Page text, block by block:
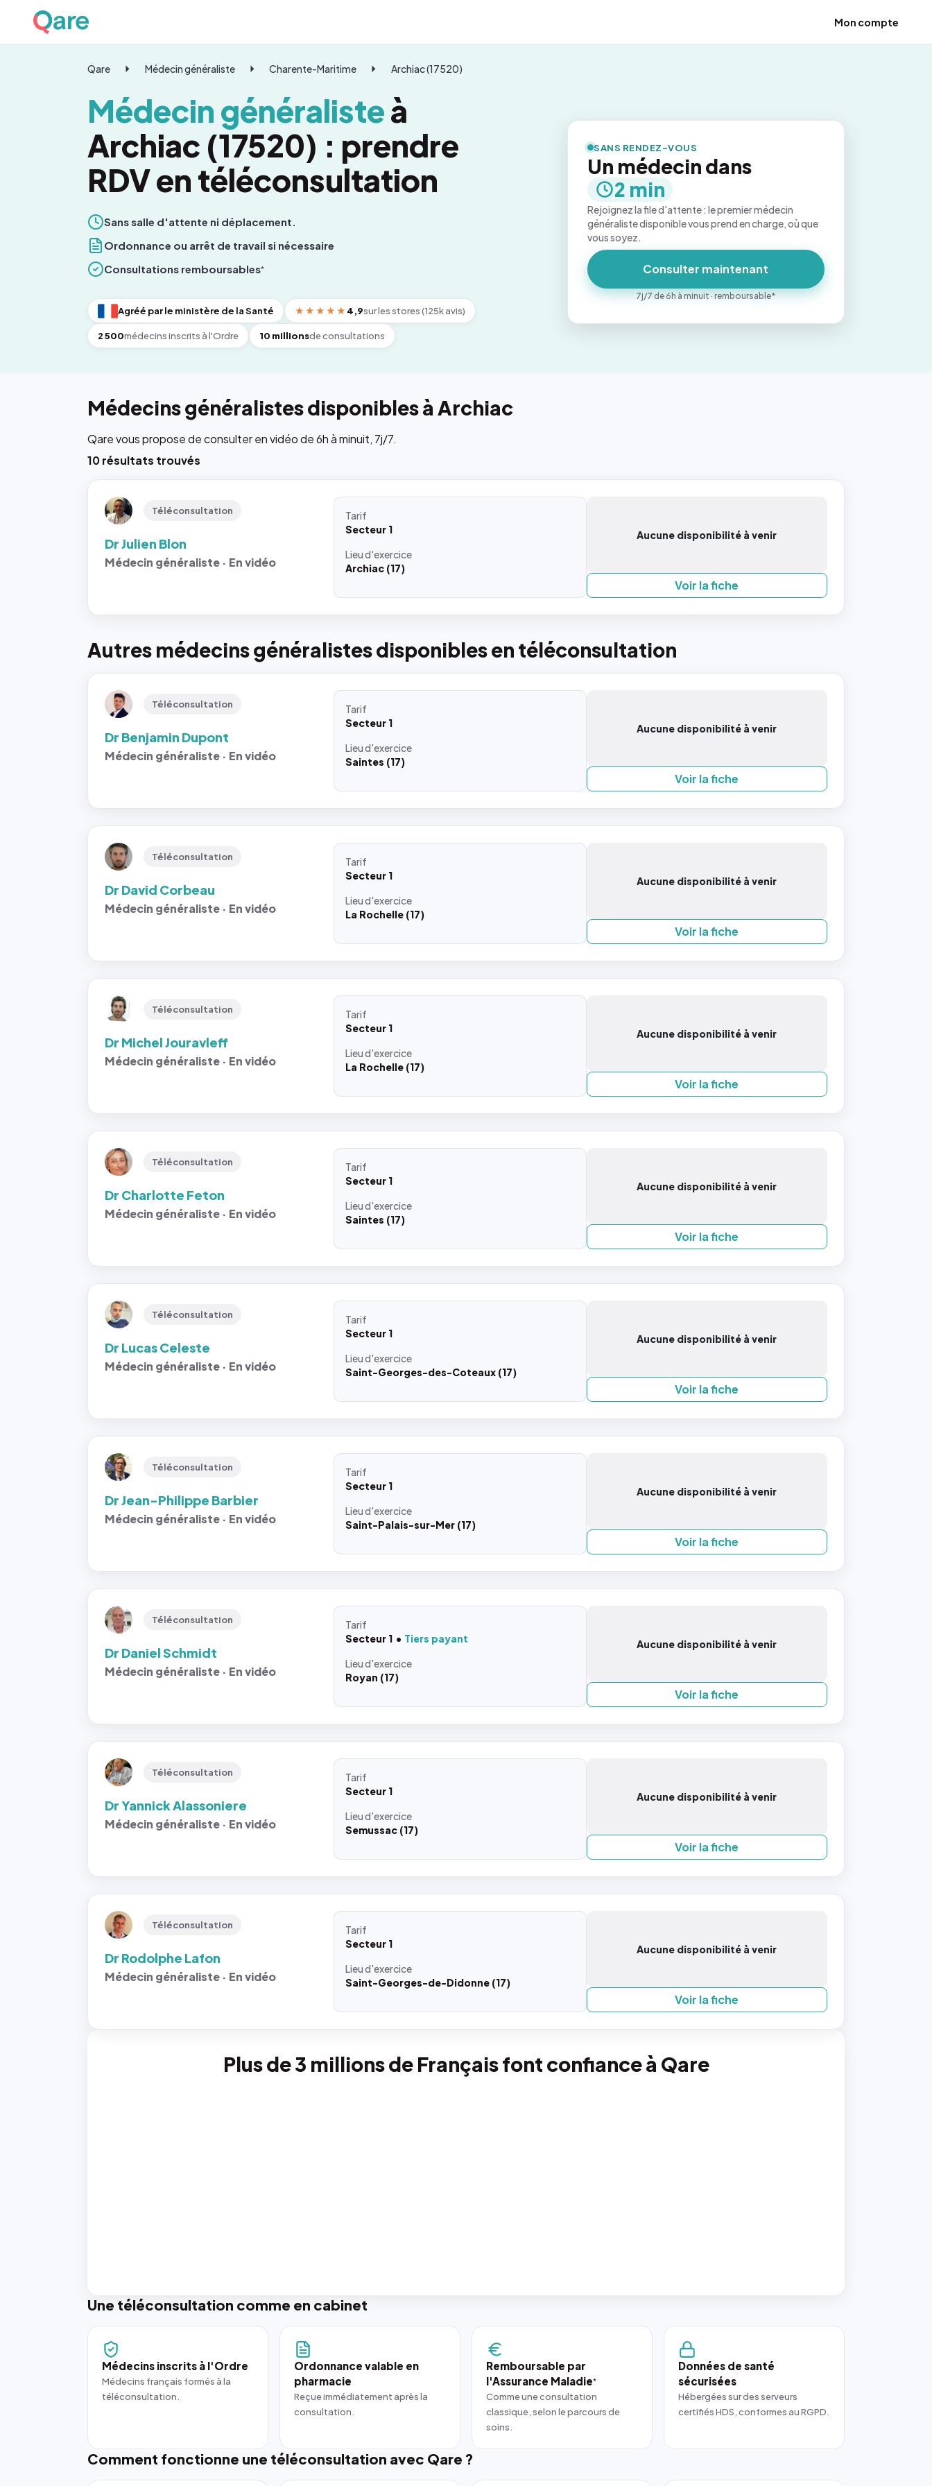
Mon compte
Qare Médecin généraliste Charente-Maritime Archiac (17520)
Médecin généralisteà
Archiac (17520) : prendre
RDV en téléconsultation
Sans salle d'attente ni déplacement.
Ordonnance ou arrêt de travail si nécessaire
Consultations remboursables*
Agréé par le ministère de la Santé ★★★★★ 4,9sur les stores (125k avis)
2 500médecins inscrits à l'Ordre 10 millionsde consultations
SANS RENDEZ-VOUS
Un médecin dans
2 min
Rejoignez la file d'attente : le premier médecin
généraliste disponible vous prend en charge, où que
vous soyez.
Consulter maintenant
7j/7 de 6h à minuit · remboursable*
Médecins généralistes disponibles à Archiac
Qare vous propose de consulter en vidéo de 6h à minuit, 7j/7.
10 résultats trouvés
Téléconsultation
Dr Julien Blon
Médecin généraliste · En vidéo
Tarif
Secteur 1
Lieud'exercice
Archiac (17)
Aucune disponibilité à venir
Voir la fiche
Autres médecins généralistes disponibles en téléconsultation
Téléconsultation
Dr Benjamin Dupont
Médecin généraliste · En vidéo
Tarif
Secteur 1
Lieud'exercice
Saintes (17)
Aucune disponibilité à venir
Voir la fiche
Téléconsultation
Dr David Corbeau
Médecin généraliste · En vidéo
Tarif
Secteur 1
Lieud'exercice
La Rochelle (17)
Aucune disponibilité à venir
Voir la fiche
Téléconsultation
Dr Michel Jouravleff
Médecin généraliste · En vidéo
Tarif
Secteur 1
Lieud'exercice
La Rochelle (17)
Aucune disponibilité à venir
Voir la fiche
Téléconsultation
Dr Charlotte Feton
Médecin généraliste · En vidéo
Tarif
Secteur 1
Lieud'exercice
Saintes (17)
Aucune disponibilité à venir
Voir la fiche
Téléconsultation
Dr Lucas Celeste
Médecin généraliste · En vidéo
Tarif
Secteur 1
Lieud'exercice
Saint-Georges-des-Coteaux (17)
Aucune disponibilité à venir
Voir la fiche
Téléconsultation
Dr Jean-Philippe Barbier
Médecin généraliste · En vidéo
Tarif
Secteur 1
Lieud'exercice
Saint-Palais-sur-Mer (17)
Aucune disponibilité à venir
Voir la fiche
Téléconsultation
Dr Daniel Schmidt
Médecin généraliste · En vidéo
Tarif
Secteur 1
Tiers payant
Lieud'exercice
Royan (17)
Aucune disponibilité à venir
Voir la fiche
Téléconsultation
Dr Yannick Alassoniere
Médecin généraliste · En vidéo
Tarif
Secteur 1
Lieud'exercice
Semussac (17)
Aucune disponibilité à venir
Voir la fiche
Téléconsultation
Dr Rodolphe Lafon
Médecin généraliste · En vidéo
Tarif
Secteur 1
Lieud'exercice
Saint-Georges-de-Didonne (17)
Aucune disponibilité à venir
Voir la fiche
Plus de 3 millions de Français font confiance à Qare
Une téléconsultation comme en cabinet
Médecins inscrits à l'Ordre
Médecins français formés à la
téléconsultation.
Ordonnance valable en
pharmacie
Reçue immédiatement après la
consultation.
Remboursable par
l'Assurance Maladie*
Comme une consultation
classique, selon le parcours de
soins.
Données de santé
sécurisées
Hébergées sur des serveurs
certifiés HDS, conformes au RGPD.
Comment fonctionne une téléconsultation avec Qare ?